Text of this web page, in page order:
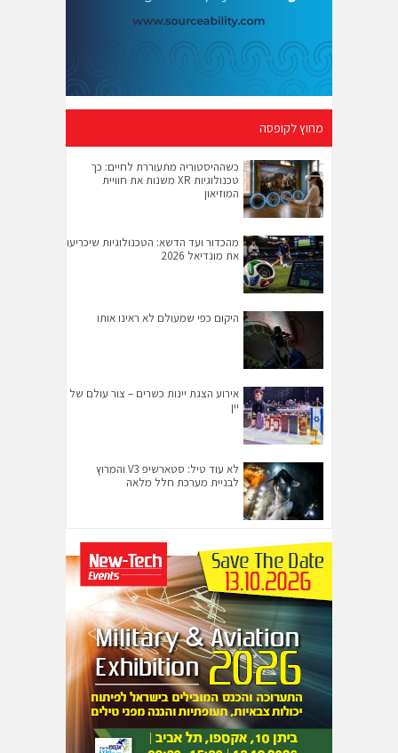
מחוץ לקופסה
כשההיסטוריה מתעוררת לחיים: כך
טכנולוגיות XR משנות את חוויית
המוזיאון
מהכדור ועד הדשא: הטכנולוגיות שיכריעו
את מונדיאל 2026
היקום כפי שמעולם לא ראינו אותו
אירוע הצגת יינות כשרים – צור עולם של
יין
לא עוד טיל: סטארשיפ V3 והמרוץ
לבניית מערכת חלל מלאה